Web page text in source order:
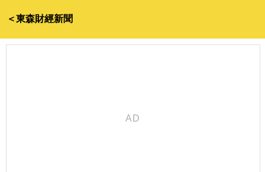
＜東森財經新聞